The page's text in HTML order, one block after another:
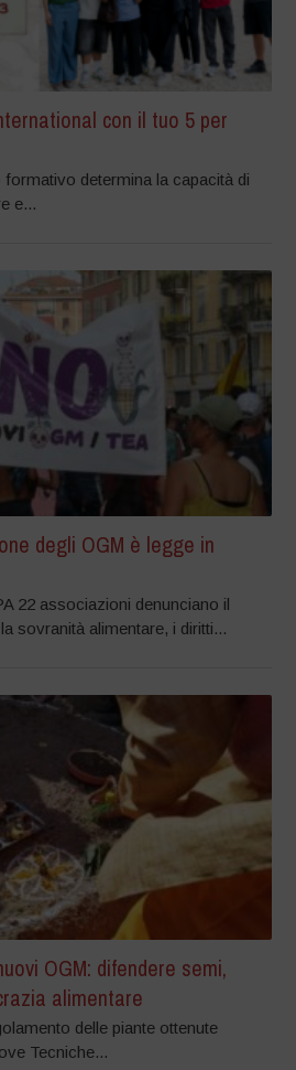
con il tuo 5 per
determina la capacità di
e...
degli OGM è legge in
22 associazioni denunciano il
sovranità alimentare, i diritti...
OGM: difendere semi,
alimentare
delle piante ottenute
Tecniche...